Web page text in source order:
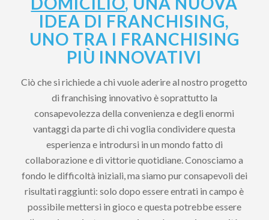
IDEA DI FRANCHISING,
UNO TRA I FRANCHISING
PIÙ INNOVATIVI
Ciò che si richiede a chi vuole aderire al nostro progetto
di franchising innovativo è soprattutto la
consapevolezza della convenienza e degli enormi
vantaggi da parte di chi voglia condividere questa
esperienza e introdursi in un mondo fatto di
collaborazione e di vittorie quotidiane. Conosciamo a
fondo le difficoltà iniziali, ma siamo pur consapevoli dei
risultati raggiunti: solo dopo essere entrati in campo è
possibile mettersi in gioco e questa potrebbe essere